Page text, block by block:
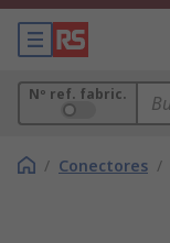
Nº ref. fabric.
/ Conectores /